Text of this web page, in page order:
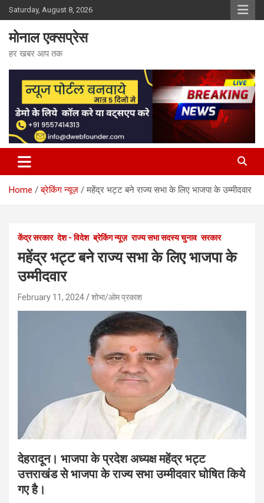
Skip
to
content
Saturday, August 8, 2026
मोनाल एक्सप्रेस
हर खबर आप तक
Home ब्रेकिंग न्यूज़ महेंद्र भट्ट बने राज्य सभा के लिए भाजपा के उम्मीदवार
केंद्र सरकार देश - विदेश ब्रेकिंग न्यूज़ राज्य सभा सदस्य चुनाव सरकार
महेंद्र भट्ट बने राज्य सभा के लिए भाजपा के
उम्मीदवार
February 11, 2024 शोभा/ओम प्रकाश
देहरादून। भाजपा के प्रदेश अध्यक्ष महेंद्र भट्ट
उत्तराखंड से भाजपा के राज्य सभा उम्मीदवार घोषित किये
गए है।